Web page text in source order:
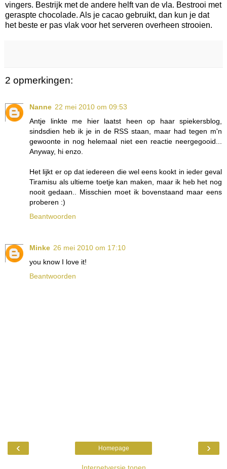
vingers. Bestrijk met de andere helft van de vla. Bestrooi met
geraspte chocolade. Als je cacao gebruikt, dan kun je dat
het beste er pas vlak voor het serveren overheen strooien.
2 opmerkingen:
Nanne 22 mei 2010 om 09:53
Antje linkte me hier laatst heen op haar spiekersblog,
sindsdien heb ik je in de RSS staan, maar had tegen m'n
gewoonte in nog helemaal niet een reactie neergegooid...
Anyway, hi enzo.
Het lijkt er op dat iedereen die wel eens kookt in ieder geval
Tiramisu als ultieme toetje kan maken, maar ik heb het nog
nooit gedaan.. Misschien moet ik bovenstaand maar eens
proberen :)
Beantwoorden
Minke 26 mei 2010 om 17:10
you know I love it!
Beantwoorden
‹ ›
Homepage